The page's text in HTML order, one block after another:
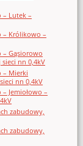
– Lutek –
– Królikowo –
– Gąsiorowo
nn 0,4kV
– Mierki
nn 0,4kV
Jemiołowo –
zabudowy,
zabudowy,